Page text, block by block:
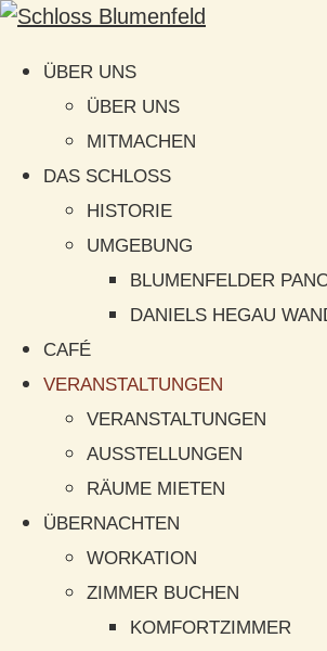
ÜBER UNS
ÜBER UNS
MITMACHEN
DAS SCHLOSS
HISTORIE
UMGEBUNG
BLUMENFELDER
DANIELS HEGAU
CAFÉ
VERANSTALTUNGEN
VERANSTALTUNGEN
AUSSTELLUNGEN
RÄUME MIETEN
ÜBERNACHTEN
WORKATION
ZIMMER BUCHEN
KOMFORTZIMMER